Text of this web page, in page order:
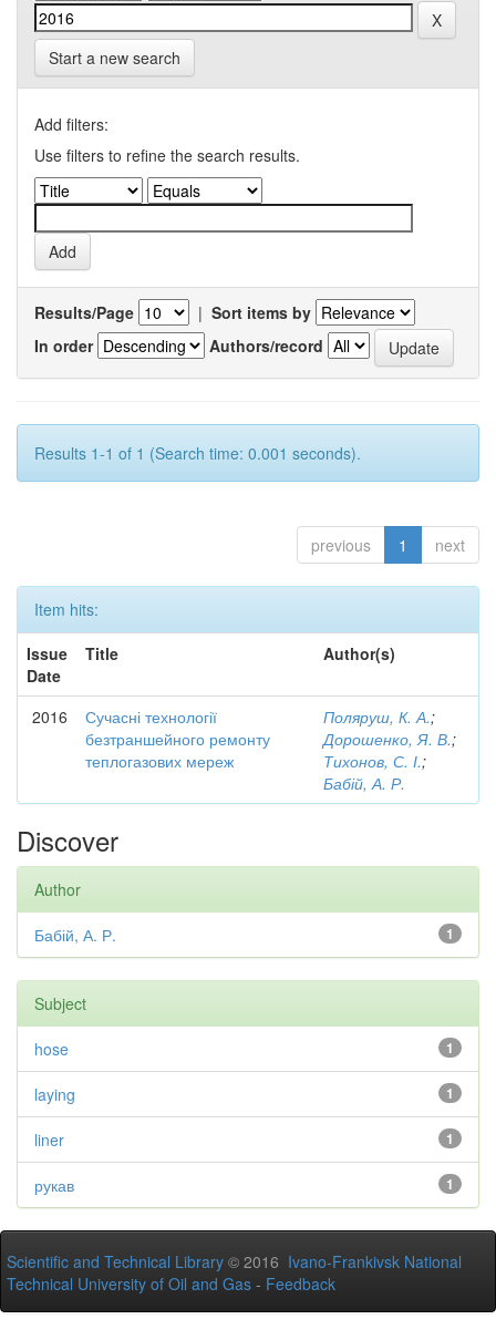
Start a new search
Add filters:
Use filters to refine the search results.
Results/Page | Sort items by
In order
Authors/record
Results 1-1 of 1 (Search time: 0.001 seconds).
previous 1 next
Item hits:
Issue
Date
Title Author(s)
2016
Сучасні технології
безтраншейного ремонту
теплогазових мереж
Поляруш, К. А.;
Дорошенко, Я. В.;
Тихонов, С. І.;
Бабій, А. Р.
Discover
Author
1
Бабій, А. Р.
Subject
1
hose
1
laying
1
liner
1
рукав
Scientific and Technical Library © 2016 Ivano-Frankivsk National
Technical University of Oil and Gas - Feedback